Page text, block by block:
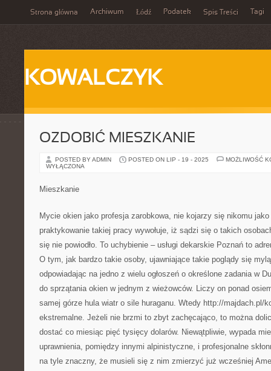
Strona główna Archiwum Łódź Podatek Spis Treści Tagi
KOWALCZYK
OZDOBIĆ MIESZKANIE
POSTED BY ADMIN POSTED ON LIP - 19 - 2025
MOŻLIWOŚĆ
WYŁĄCZONA
Mieszkanie
Mycie okien jako profesja zarobkowa, nie kojarzy się nikomu
praktykowanie takiej pracy wywołuje, iż sądzi się o takich
się nie powiodło. To uchybienie – usługi dekarskie Poznań to
O tym, jak bardzo takie osoby, ujawniające takie poglądy się
odpowiadając na jedno z wielu ogłoszeń o określone zadania w
do sprzątania okien w jednym z wieżowców. Liczy on ponad
samej górze hula wiatr o sile huraganu. Wtedy http://majdach.pl/
ekstremalne. Jeżeli nie brzmi to zbyt zachęcająco, to można
dostać co miesiąc pięć tysięcy dolarów. Niewątpliwie, wypada
uprawnienia, pomiędzy innymi alpinistyczne, i profesjonalne
na tyle znaczny, że musieli się z nim zmierzyć już wcześniej